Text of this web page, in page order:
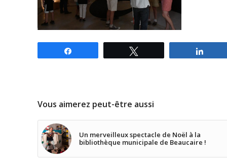
Vous aimerez peut-être aussi
Un merveilleux spectacle de Noël à la
bibliothèque municipale de Beaucaire !